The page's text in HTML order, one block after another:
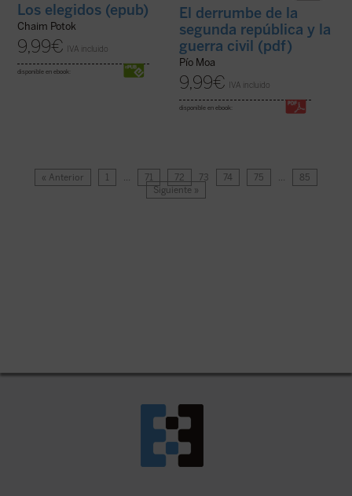
Los elegidos (epub)
Chaim Potok
9,99€ IVA incluido
disponible en ebook:
El derrumbe de la
segunda república y la
guerra civil (pdf)
Pío Moa
9,99€ IVA incluido
disponible en ebook:
« Anterior 1 … 71 72 73 74 75 …
85
Siguiente »